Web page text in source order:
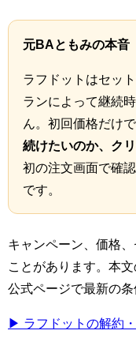
元BAともみの本音
ラフドットはセッ
ランによって継続
ん。初回価格だけで
続けたいのか、ク
初の注文画面で確
です。
キャンペーン、価格
ことがあります。本
公式ページで最新の条
▶ ラフドットの解約